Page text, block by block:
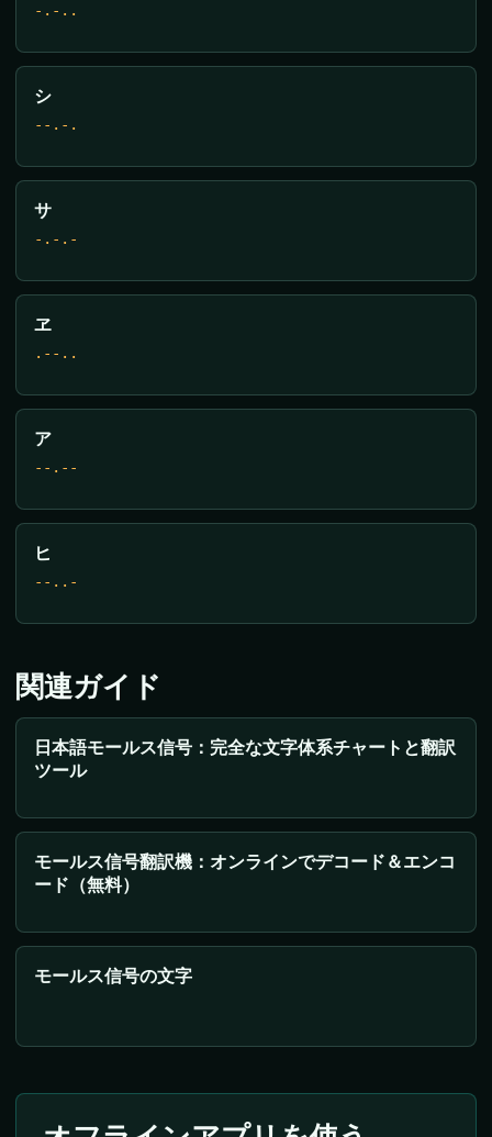
-.-..
シ
--.-.
サ
-.-.-
ヱ
.--..
ア
--.--
ヒ
--..-
関連ガイド
日本語モールス信号：完全な文字体系チャートと翻訳
ツール
モールス信号翻訳機：オンラインでデコード＆エンコ
ード（無料）
モールス信号の文字